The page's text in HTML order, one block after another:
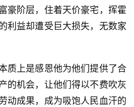
豪阶层，住着天价豪宅，挥霍
利益却遭受巨大损失，无数家
质上是感恩他为他们提供了合
的机会，让他们得以不费吹灰
动成果，成为吸饱人民血汗的